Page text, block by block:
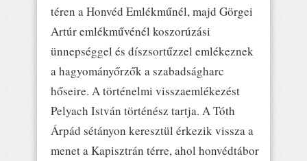
téren a Honvéd Emlékműnél, majd Görgei
Artúr emlékművénél koszorúzási
ünnepséggel és díszsortűzzel emlékeznek
a hagyományőrzők a szabadságharc
hőseire. A történelmi visszaemlékezést
Pelyach István történész tartja. A Tóth
Árpád sétányon keresztül érkezik vissza a
menet a Kapisztrán térre, ahol honvédtábor